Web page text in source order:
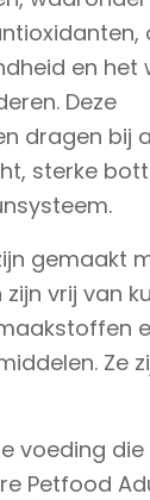
en het
Deze
dragen bij
sterke
gemaakt
zijn vrij van
Ze
voeding
Petfood